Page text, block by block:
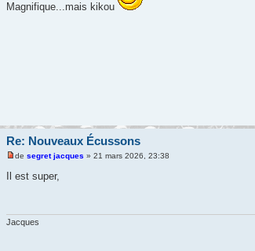
Magnifique...mais kikou
Re: Nouveaux Écussons
desegret jacques » 21 mars 2026, 23:38
Il est super,
Jacques